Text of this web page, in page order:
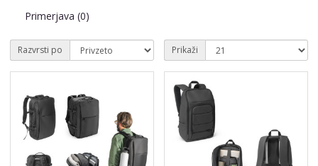
Primerjava (0)
Razvrsti po Prikaži